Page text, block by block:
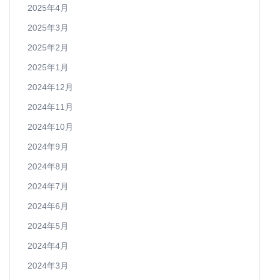
2025年4月
2025年3月
2025年2月
2025年1月
2024年12月
2024年11月
2024年10月
2024年9月
2024年8月
2024年7月
2024年6月
2024年5月
2024年4月
2024年3月